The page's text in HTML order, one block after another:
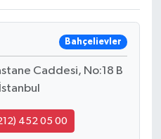
Bahçelievler
Caddesi, No:18 B
452 05 00